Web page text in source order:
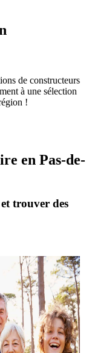
de constructeurs
à une sélection
!
en Pas-de-
trouver des